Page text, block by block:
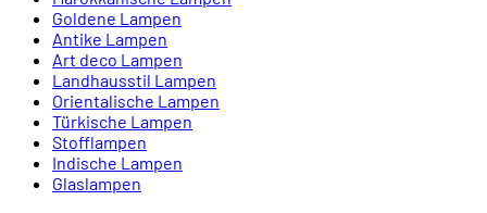
Goldene Lampen
Antike Lampen
Art deco Lampen
Landhausstil Lampen
Orientalische Lampen
Türkische Lampen
Stofflampen
Indische Lampen
Glaslampen